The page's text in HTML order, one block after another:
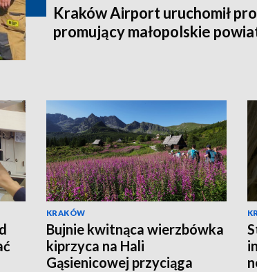
Kraków Airport uruchomił
promujący małopolskie
KRAKÓW
Bujnie kwitnąca wierzbówka
kiprzyca na Hali
Gąsienicowej przyciąga